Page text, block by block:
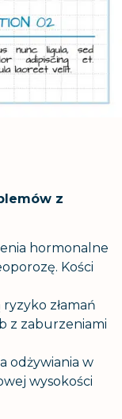
z
hormonalne
Kości
złamań
z zaburzeniami
odżywiania w
wysokości